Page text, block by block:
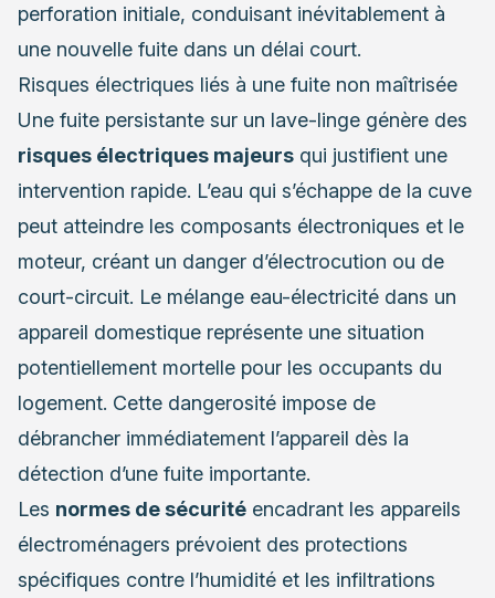
perforation initiale, conduisant inévitablement à
une nouvelle fuite dans un délai court.
Risques électriques liés à une fuite non maîtrisée
Une fuite persistante sur un lave-linge génère des
risques électriques majeurs qui justifient une
intervention rapide. L’eau qui s’échappe de la cuve
peut atteindre les composants électroniques et le
moteur, créant un danger d’électrocution ou de
court-circuit. Le mélange eau-électricité dans un
appareil domestique représente une situation
potentiellement mortelle pour les occupants du
logement. Cette dangerosité impose de
débrancher immédiatement l’appareil dès la
détection d’une fuite importante.
Les normes de sécurité encadrant les appareils
électroménagers prévoient des protections
spécifiques contre l’humidité et les infiltrations